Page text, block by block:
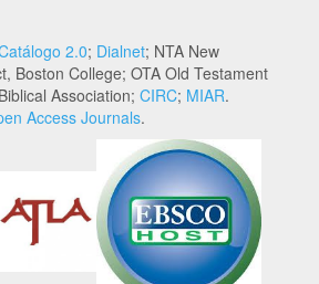
2.0; Dialnet; NTA New
Boston College; OTA Old Testament
Association; CIRC; MIAR.
Access Journals.